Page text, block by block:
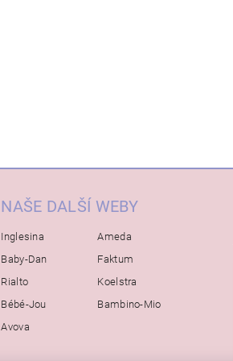
NAŠE DALŠÍ WEBY
Inglesina
Baby-Dan
Rialto
Bébé-Jou
Avova
Ameda
Faktum
Koelstra
Bambino-Mio